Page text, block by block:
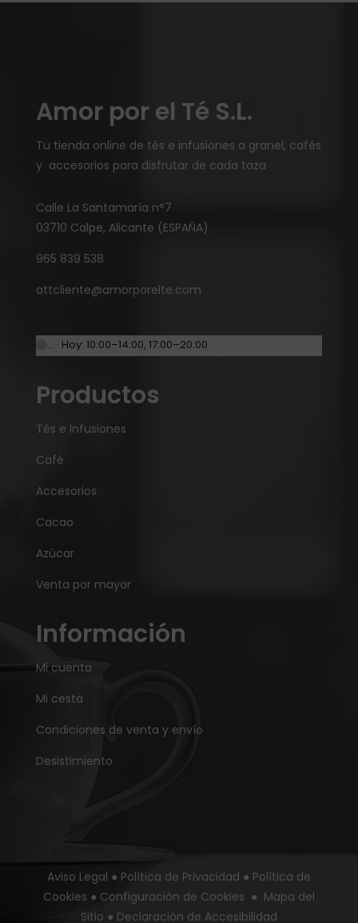
Amor por el Té S.L.
Tu tienda online de tés e infusiones a granel, cafés
y accesorios para disfrutar de cada taza
Calle La Santamaría n°7
03710 Calpe, Alicante (ESPAÑA)
965 839 538
attcliente@amorporelte.com
… · Hoy: 10:00–14:00, 17:00–20:00
Productos
Tés e Infusiones
Café
Accesorios
Cacao
Azúcar
Venta por mayor
Información
Mi cuenta
Mi cesta
Condiciones de venta y envío
Desistimiento
Aviso Legal ● Política de Privacidad ● Política de
Cookies ● Configuración de Cookies ● Mapa del
Sitio ● Declaración de Accesibilidad